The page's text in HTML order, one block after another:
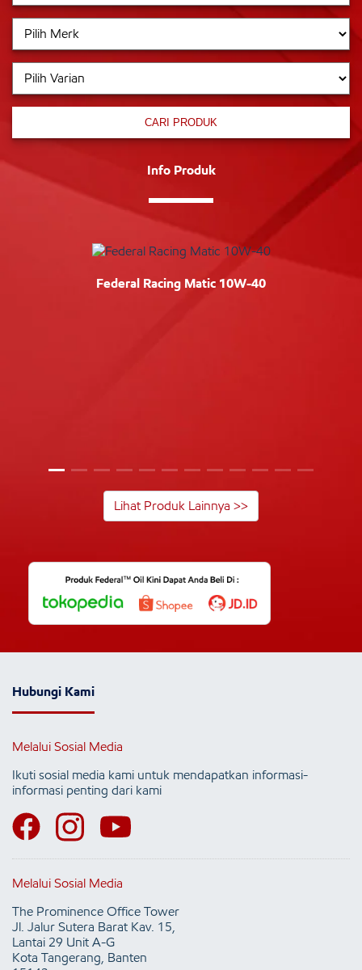
CARI PRODUK
Info Produk
Federal Racing Matic 10W-40
Lihat Produk Lainnya >>
Hubungi Kami
Melalui Sosial Media
Ikuti sosial media kami untuk mendapatkan informasi-
informasi penting dari kami
Melalui Sosial Media
The Prominence Office Tower
Jl. Jalur Sutera Barat Kav. 15,
Lantai 29 Unit A-G
Kota Tangerang, Banten